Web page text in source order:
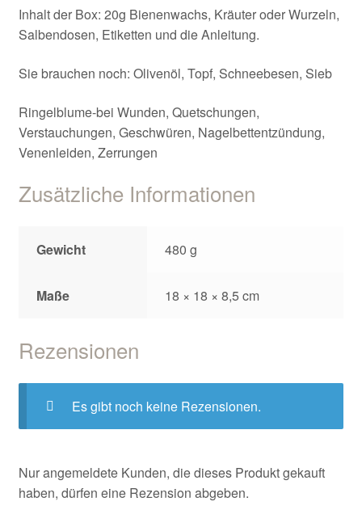
Inhalt der Box: 20g Bienenwachs, Kräuter oder Wurzeln,
Salbendosen, Etiketten und die Anleitung.
Sie brauchen noch: Olivenöl, Topf, Schneebesen, Sieb
Ringelblume-bei Wunden, Quetschungen,
Verstauchungen, Geschwüren, Nagelbettentzündung,
Venenleiden, Zerrungen
Zusätzliche Informationen
Gewicht 480 g
Maße 18 × 18 × 8,5 cm
Rezensionen
Es gibt noch keine Rezensionen.
Nur angemeldete Kunden, die dieses Produkt gekauft
haben, dürfen eine Rezension abgeben.